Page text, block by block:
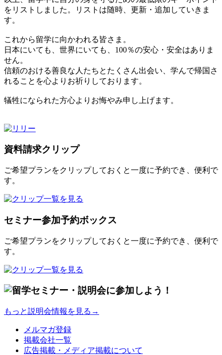
をリストしました。リストは随時、更新・追加していきま
す。
これから留学に向かわれる皆さま。
日本にいても、世界にいても、100％の安心・安全はありま
せん。
信頼のおける善良な人たちとたくさん出会い、学んで帰国さ
れることを心よりお祈りしております。
犠牲になられた方心よりお悔やみ申し上げます。
資料請求クリップ
ご希望プランをクリップしておくと一度に予約でき、便利で
す。
セミナー参加予約ボックス
ご希望プランをクリップしておくと一度に予約でき、便利で
す。
もっと説明会情報を見る→
メルマガ登録
掲載会社一覧
広告掲載・メディア掲載について